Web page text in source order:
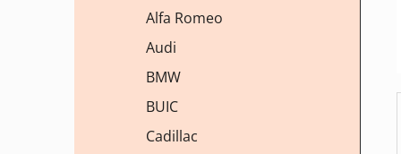
Alfa Romeo
Audi
BMW
BUIC
Cadillac